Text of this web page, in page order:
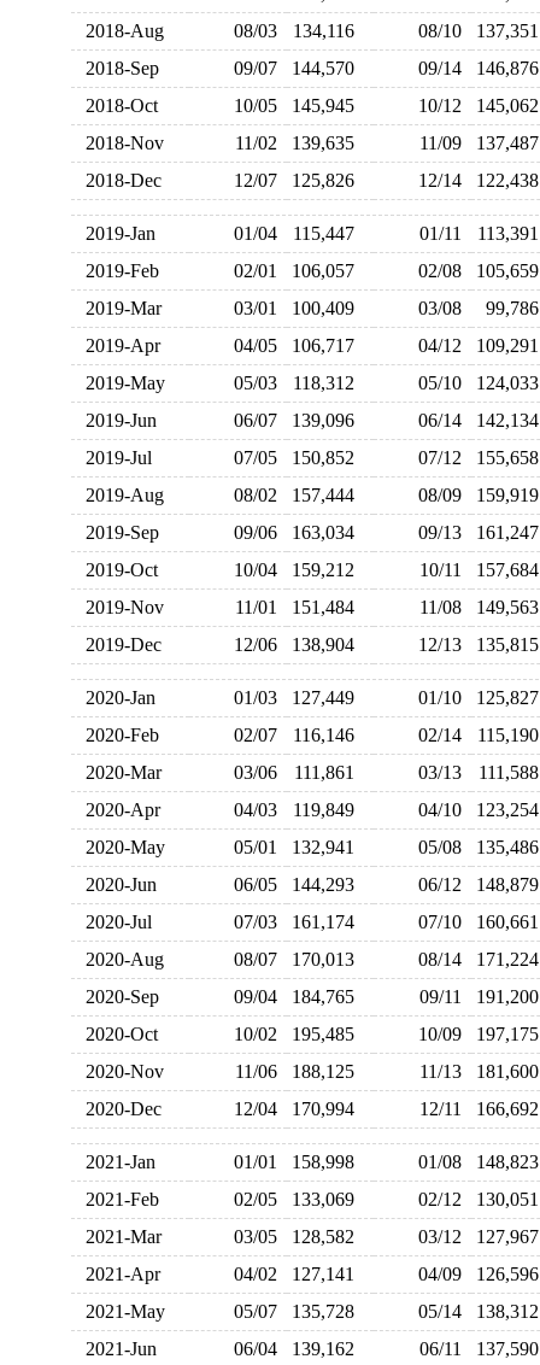
2018-Aug
08/03 134,116 08/10
2018-Sep
09/07 144,570 09/14
2018-Oct
10/05 145,945 10/12
2018-Nov
11/02 139,635 11/09
2018-Dec
12/07 125,826 12/14
2019-Jan 01/04 115,447 01/11
2019-Feb
02/01 106,057 02/08
2019-Mar
03/01 100,409 03/08
2019-Apr
04/05 106,717 04/12
2019-May
05/03 118,312 05/10
2019-Jun
06/07 139,096 06/14
2019-Jul
07/05 150,852 07/12
2019-Aug
08/02 157,444 08/09
2019-Sep
09/06 163,034 09/13
2019-Oct
10/04 159,212 10/11
2019-Nov
11/01 151,484 11/08
2019-Dec
12/06 138,904 12/13
2020-Jan 01/03 127,449 01/10
2020-Feb
02/07 116,146 02/14
2020-Mar
03/06 111,861 03/13
2020-Apr
04/03 119,849 04/10
2020-May
05/01 132,941 05/08
2020-Jun
06/05 144,293 06/12
2020-Jul
07/03 161,174 07/10
2020-Aug
08/07 170,013 08/14
2020-Sep
09/04 184,765 09/11
2020-Oct
10/02 195,485 10/09
2020-Nov
11/06 188,125 11/13
2020-Dec
12/04 170,994 12/11
2021-Jan 01/01 158,998 01/08
2021-Feb
02/05 133,069 02/12
2021-Mar
03/05 128,582 03/12
2021-Apr
04/02 127,141 04/09
2021-May
05/07 135,728 05/14
2021-Jun
06/04 139,162 06/11